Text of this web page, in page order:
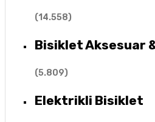
(14.558)
Bisiklet Aksesuar
(5.809)
Elektrikli Bisiklet